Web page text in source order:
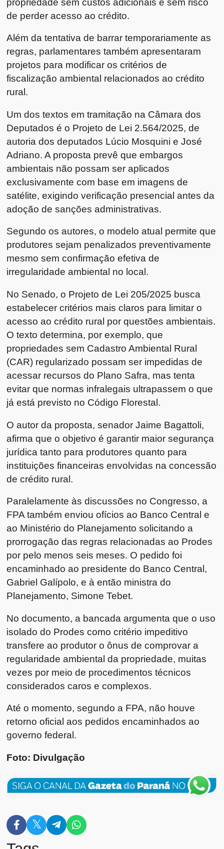
de perder acesso ao crédito.
Além da tentativa de barrar temporariamente as
regras, parlamentares também apresentaram
projetos para modificar os critérios de
fiscalização ambiental relacionados ao crédito
rural.
Um dos textos em tramitação na Câmara dos
Deputados é o Projeto de Lei 2.564/2025, de
autoria dos deputados Lúcio Mosquini e José
Adriano. A proposta prevê que embargos
ambientais não possam ser aplicados
exclusivamente com base em imagens de
satélite, exigindo verificação presencial antes da
adoção de sanções administrativas.
Segundo os autores, o modelo atual permite que
produtores sejam penalizados preventivamente
mesmo sem confirmação efetiva de
irregularidade ambiental no local.
No Senado, o Projeto de Lei 205/2025 busca
estabelecer critérios mais claros para limitar o
acesso ao crédito rural por questões ambientais.
O texto determina, por exemplo, que
propriedades sem Cadastro Ambiental Rural
(CAR) regularizado possam ser impedidas de
acessar recursos do Plano Safra, mas tenta
evitar que normas infralegais ultrapassem o que
já está previsto no Código Florestal.
O autor da proposta, senador Jaime Bagattoli,
afirma que o objetivo é garantir maior segurança
jurídica tanto para produtores quanto para
instituições financeiras envolvidas na concessão
de crédito rural.
Paralelamente às discussões no Congresso, a
FPA também enviou ofícios ao Banco Central e
ao Ministério do Planejamento solicitando a
prorrogação das regras relacionadas ao Prodes
por pelo menos seis meses. O pedido foi
encaminhado ao presidente do Banco Central,
Gabriel Galípolo, e à então ministra do
Planejamento, Simone Tebet.
No documento, a bancada argumenta que o uso
isolado do Prodes como critério impeditivo
transfere ao produtor o ônus de comprovar a
regularidade ambiental da propriedade, muitas
vezes por meio de procedimentos técnicos
considerados caros e complexos.
Até o momento, segundo a FPA, não houve
retorno oficial aos pedidos encaminhados ao
governo federal.
Foto: Divulgação